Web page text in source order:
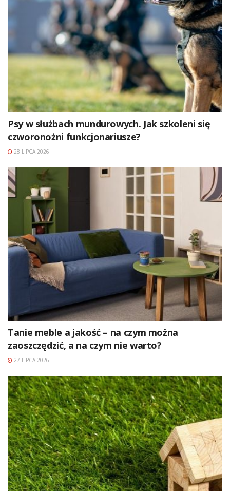
Psy w służbach mundurowych. Jak szkoleni się
czworonożni funkcjonariusze?
28 LIPCA 2026
Tanie meble a jakość – na czym można
zaoszczędzić, a na czym nie warto?
27 LIPCA 2026